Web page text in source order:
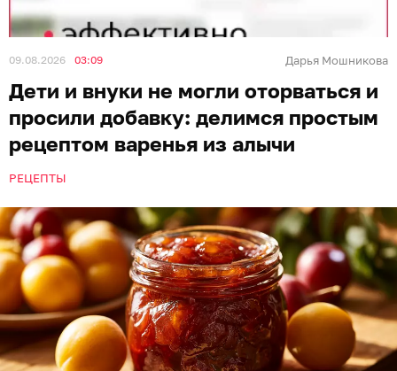
09.08.2026 03:09 Дарья Мошникова
Дети и внуки не могли оторваться и
просили добавку: делимся простым
рецептом варенья из алычи
РЕЦЕПТЫ